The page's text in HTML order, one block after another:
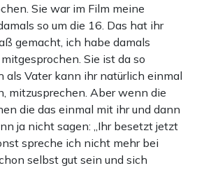
Sie war im Film meine
so um die 16. Das hat ihr
gemacht, ich habe damals
Sie ist da so
als Vater kann ihr natürlich einmal
mitzusprechen. Aber wenn die
die das einmal mit ihr und dann
ja nicht sagen: „Ihr besetzt jetzt
spreche ich nicht mehr bei
selbst gut sein und sich